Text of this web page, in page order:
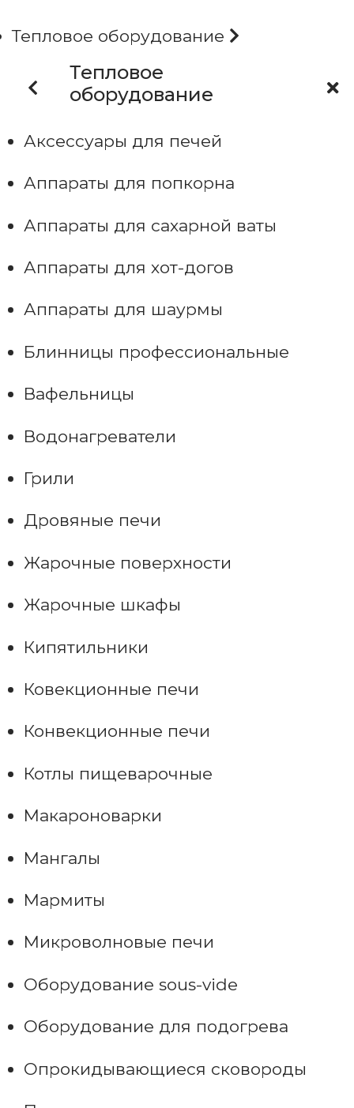
Тепловое оборудование
Тепловое
оборудование
Аксессуары для печей
Аппараты для попкорна
Аппараты для сахарной ваты
Аппараты для хот-догов
Аппараты для шаурмы
Блинницы профессиональные
Вафельницы
Водонагреватели
Грили
Дровяные печи
Жарочные поверхности
Жарочные шкафы
Кипятильники
Ковекционные печи
Конвекционные печи
Котлы пищеварочные
Макароноварки
Мангалы
Мармиты
Микроволновые печи
Оборудование sous-vide
Оборудование для подогрева
Опрокидывающиеся сковороды